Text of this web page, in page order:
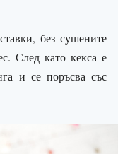
без сушените
След като кекса е
и се поръсва със